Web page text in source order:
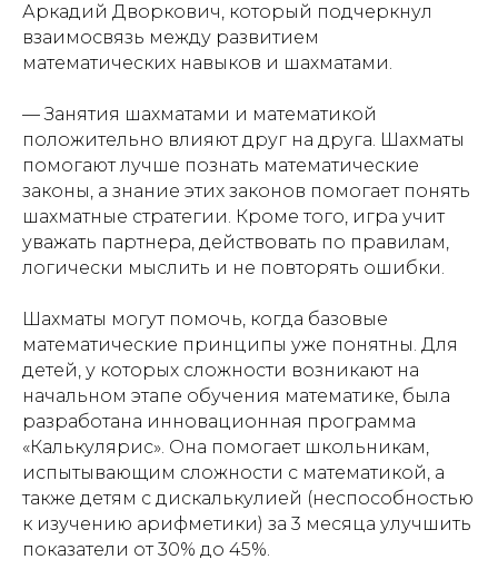
Аркадий Дворкович, который подчеркнул
взаимосвязь между развитием
математических навыков и шахматами.
— Занятия шахматами и математикой
положительно влияют друг на друга. Шахматы
помогают лучше познать математические
законы, а знание этих законов помогает понять
шахматные стратегии. Кроме того, игра учит
уважать партнера, действовать по правилам,
логически мыслить и не повторять ошибки.
Шахматы могут помочь, когда базовые
математические принципы уже понятны. Для
детей, у которых сложности возникают на
начальном этапе обучения математике, была
разработана инновационная программа
«Калькулярис». Она помогает школьникам,
испытывающим сложности с математикой, а
также детям с дискалькулией (неспособностью
к изучению арифметики) за 3 месяца улучшить
показатели от 30% до 45%.